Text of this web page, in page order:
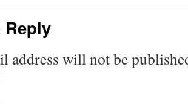
Reply
address will not be